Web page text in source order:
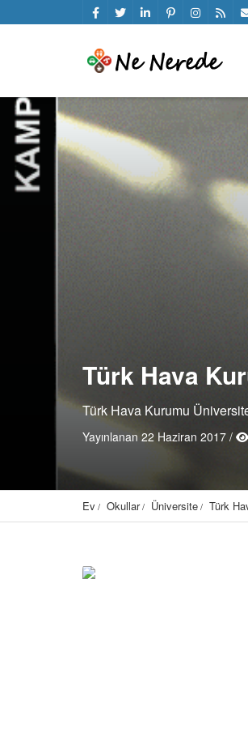
Türk Hava
Türk Hava Kurumu
Yayınlanan 22 Haziran 2017 /
Ev Okullar Üniversite Türk